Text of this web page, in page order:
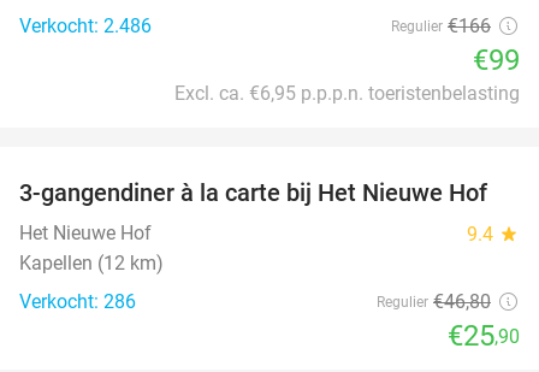
Verkocht: 2.486
Regulier €166
€99
Excl. ca. €6,95 p.p.p.n. toeristenbelasting
45%
3-gangendiner à la carte bij Het Nieuwe Hof
Het Nieuwe Hof 9.4 star
Kapellen (12 km)
Verkocht: 286
Regulier €46,80
€25,90